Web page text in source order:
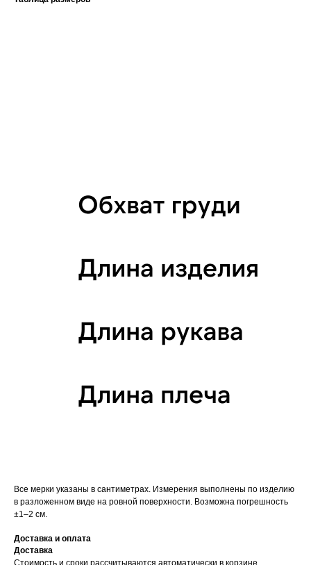
Все мерки указаны в сантиметрах. Измерения выполнены по изделию
в разложенном виде на ровной поверхности. Возможна погрешность
±1–2 см.
Доставка и оплата
Доставка